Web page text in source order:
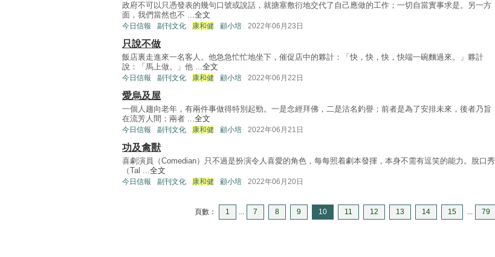
政府不可以只憑發表的幾句口號或說話，就搪塞敷衍地交代了自己應做的工作；一切自當實事求是。另一方
面，我們當然也不 ...全文
今日信報 副刊文化 康和健 顧小培 2022年06月23日
只說不做
飯店裏走進來一名客人。他急急忙忙地坐下，催促店中的夥計：「快，快，快，快端一碗麵過來。」夥計
說：「馬上做。」他 ...全文
今日信報 副刊文化 康和健 顧小培 2022年06月22日
愛烏及屋
一個人趨向老年，有兩件事做得特別起勁。一是念經拜佛，二是沽名釣譽；前者是為了安排未來，後者乃旨
在流芳人間；兩者 ...全文
今日信報 副刊文化 康和健 顧小培 2022年06月21日
功及禽獸
喜劇演員（Comedian）只不過是扮演令人喜愛的角色，每每照着劇本發揮，本身不需有逗笑的能力。脫口秀
（Tal ...全文
今日信報 副刊文化 康和健 顧小培 2022年06月20日
頁數： 1 ... 7 8 9 10 11 12 13 14 15 ... 79